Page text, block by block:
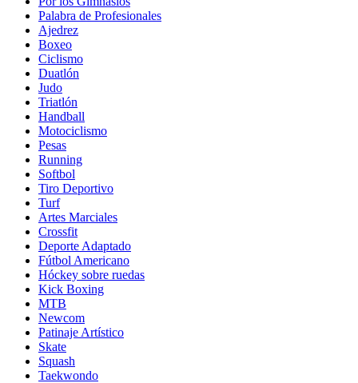
Palabra de Profesionales
Ajedrez
Boxeo
Ciclismo
Duatlón
Judo
Triatlón
Handball
Motociclismo
Pesas
Running
Softbol
Tiro Deportivo
Turf
Artes Marciales
Crossfit
Deporte Adaptado
Fútbol Americano
Hóckey sobre ruedas
Kick Boxing
MTB
Newcom
Patinaje Artístico
Skate
Squash
Taekwondo